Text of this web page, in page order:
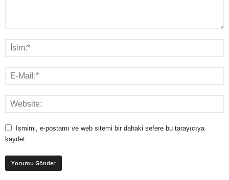
Ismimi, e-postamı ve web sitemi bir dahaki sefere bu tarayıcıya
kaydet.